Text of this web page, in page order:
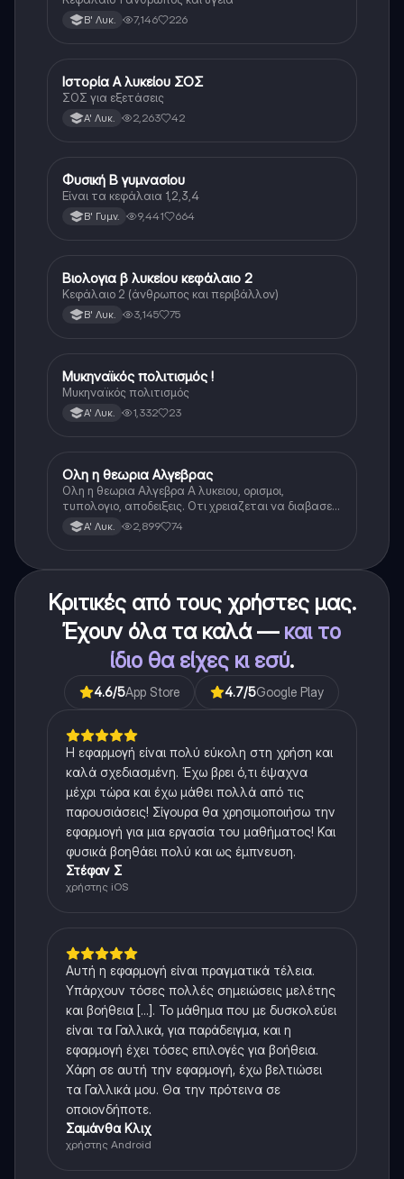
Β' Λυκ. 7,146 226
Ιστορία
Ιστορία Α λυκείου ΣΟΣ
ΣΟΣ για εξετάσεις
Α' Λυκ. 2,263 42
Φυσική
Φυσική Β γυμνασίου
Είναι τα κεφάλαια 1,2,3,4
Β' Γυμν. 9,441 664
Βιολογία
Βιολογια β λυκείου κεφάλαιο 2
Κεφάλαιο 2 (άνθρωπος και περιβάλλον)
Β' Λυκ. 3,145 75
Ιστορία
Μυκηναϊκός πολιτισμός !
Μυκηναϊκός πολιτισμός
Α' Λυκ. 1,332 23
Μαθηματικά
Ολη η θεωρια Αλγεβρας
Ολη η θεωρια Αλγεβρα Α λυκειου, ορισμοι,
τυπολογιο, αποδειξεις. Οτι χρειαζεται να διαβασεις
για το θεωρητικο κομματι της αλγεβρας.
Α' Λυκ. 2,899 74
Κριτικές από τους χρήστες μας.
Έχουν όλα τα καλά — και το
ίδιο θα είχες κι εσύ.
4.6/5App Store 4.7/5Google Play
Η εφαρμογή είναι πολύ εύκολη στη χρήση και
καλά σχεδιασμένη. Έχω βρει ό,τι έψαχνα
μέχρι τώρα και έχω μάθει πολλά από τις
παρουσιάσεις! Σίγουρα θα χρησιμοποιήσω την
εφαρμογή για μια εργασία του μαθήματος! Και
φυσικά βοηθάει πολύ και ως έμπνευση.
Στέφαν Σ
χρήστης iOS
Αυτή η εφαρμογή είναι πραγματικά τέλεια.
Υπάρχουν τόσες πολλές σημειώσεις μελέτης
και βοήθεια [...]. Το μάθημα που με δυσκολεύει
είναι τα Γαλλικά, για παράδειγμα, και η
εφαρμογή έχει τόσες επιλογές για βοήθεια.
Χάρη σε αυτή την εφαρμογή, έχω βελτιώσει
τα Γαλλικά μου. Θα την πρότεινα σε
οποιονδήποτε.
Σαμάνθα Κλιχ
χρήστης Android